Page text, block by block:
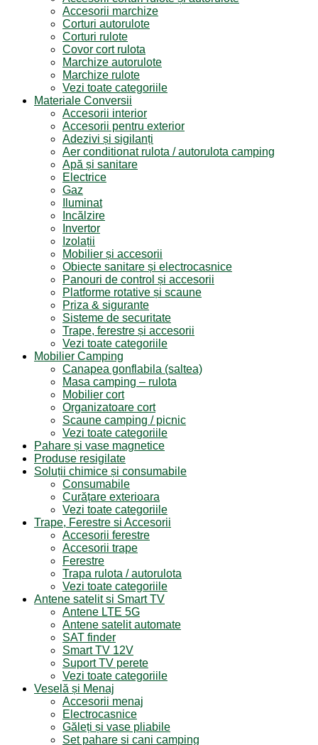
Accesorii marchize
Corturi autorulote
Corturi rulote
Covor cort rulota
Marchize autorulote
Marchize rulote
Vezi toate categoriile
Materiale Conversii
Accesorii interior
Accesorii pentru exterior
Adezivi și sigilanți
Aer conditionat rulota / autorulota camping
Apă și sanitare
Electrice
Gaz
Iluminat
Incălzire
Invertor
Izolații
Mobilier și accesorii
Obiecte sanitare și electrocasnice
Panouri de control și accesorii
Platforme rotative și scaune
Priza & sigurante
Sisteme de securitate
Trape, ferestre și accesorii
Vezi toate categoriile
Mobilier Camping
Canapea gonflabila (saltea)
Masa camping – rulota
Mobilier cort
Organizatoare cort
Scaune camping / picnic
Vezi toate categoriile
Pahare și vase magnetice
Produse resigilate
Soluții chimice și consumabile
Consumabile
Curățare exterioara
Vezi toate categoriile
Trape, Ferestre si Accesorii
Accesorii ferestre
Accesorii trape
Ferestre
Trapa rulota / autorulota
Vezi toate categoriile
Antene satelit si Smart TV
Antene LTE 5G
Antene satelit automate
SAT finder
Smart TV 12V
Suport TV perete
Vezi toate categoriile
Veselă și Menaj
Accesorii menaj
Electrocasnice
Găleți și vase pliabile
Set pahare si cani camping